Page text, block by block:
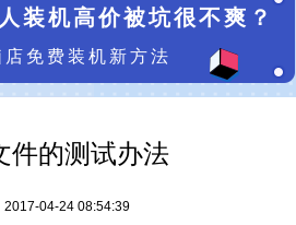
装机高价被坑很不爽？
免费装机新方法
件的测试办法
2017-04-24 08:54:39